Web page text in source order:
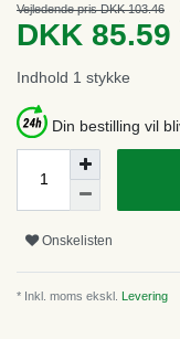
Vejledende pris DKK 103.46
DKK 85.59
Indhold 1 stykke
Din bestilling vil
Onskelisten
* Inkl. moms ekskl. Levering